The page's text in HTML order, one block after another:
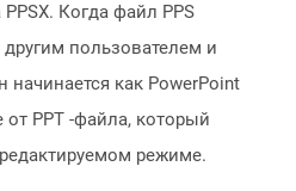
Когда файл PPS
другим пользователем и
начинается как PowerPoint
от PPT -файла, который
режиме.